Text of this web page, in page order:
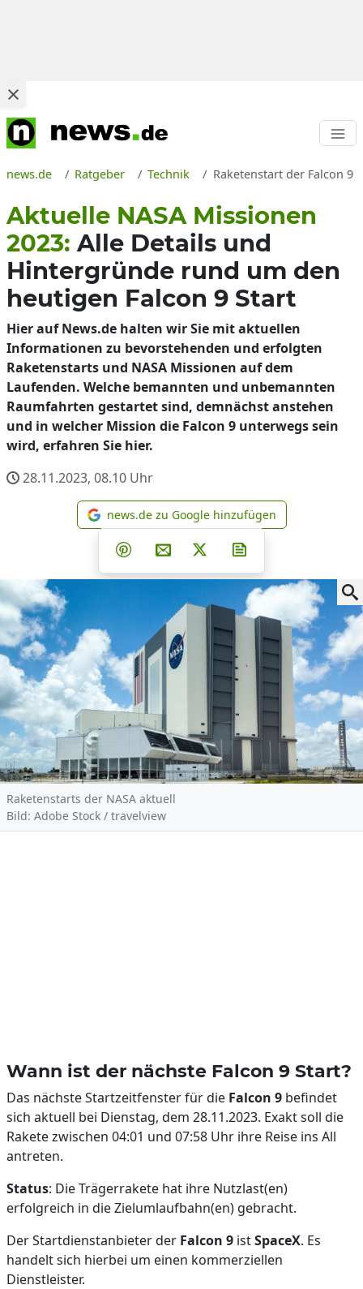
news.de Ratgeber Technik Raketenstart der Falcon 9
Aktuelle NASA Missionen
2023: Alle Details und
Hintergründe rund um den
heutigen Falcon 9 Start
Hier auf News.de halten wir Sie mit aktuellen
Informationen zu bevorstehenden und erfolgten
Raketenstarts und NASA Missionen auf dem
Laufenden. Welche bemannten und unbemannten
Raumfahrten gestartet sind, demnächst anstehen
und in welcher Mission die Falcon 9 unterwegs sein
wird, erfahren Sie hier.
28.11.2023, 08.10 Uhr
news.de zu Google
news.de zu Google hinzufügen
Teilen auf Facebook
Teilen auf Whatsapp
Teilen auf Telegram
Teilen auf Pinterest
Per E-Mail teilen
Post auf X
Raketenstarts der NASA aktuell
Bild: Adobe Stock / travelview
Wann ist der nächste Falcon 9 Start?
Das nächste Startzeitfenster für die Falcon 9 befindet
sich aktuell bei Dienstag, dem 28.11.2023. Exakt soll die
Rakete zwischen 04:01 und 07:58 Uhr ihre Reise ins All
antreten.
Status: Die Trägerrakete hat ihre Nutzlast(en)
erfolgreich in die Zielumlaufbahn(en) gebracht.
Der Startdienstanbieter der Falcon 9 istSpaceX. Es
handelt sich hierbei um einen kommerziellen
Dienstleister.